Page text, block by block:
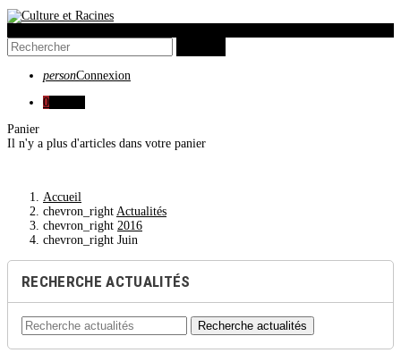
personConnexion
0
Panier
Il n'y a plus d'articles dans votre panier
Accueil
chevron_right Actualités
chevron_right 2016
chevron_right Juin
RECHERCHE ACTUALITÉS
Recherche actualités